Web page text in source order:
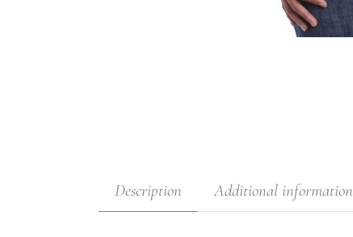
Description Additional information